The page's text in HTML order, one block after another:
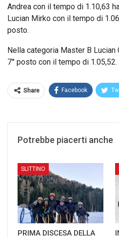
Andrea con il tempo di 1.10,63
Lucian Mirko con il tempo di
posto.
Nella categoria Master B
7° posto con il tempo di 1.05,52.
Share Facebook
Potrebbe piacerti anche
SLITTINO
PRIMA DISCESA DELLA